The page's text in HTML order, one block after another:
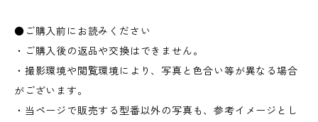
●ご購入前にお読みください
・ご購入後の返品や交換はできません。
・撮影環境や閲覧環境により、写真と色合い等が異なる場合
がございます。
・当ページで販売する型番以外の写真も、参考イメージとし